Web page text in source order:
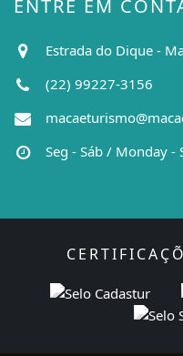
ENTRE EM
Estrada do Dique -
(22) 99227-3156
Seg - Sáb / Monday -